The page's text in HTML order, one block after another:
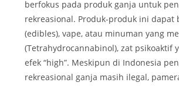
berfokus pada produk ganja untuk
rekreasional. Produk-produk ini dapat
(edibles), vape, atau minuman yang
(Tetrahydrocannabinol), zat psikoaktif
efek “high”. Meskipun di Indonesia
rekreasional ganja masih ilegal,